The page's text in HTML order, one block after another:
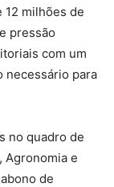
12 milhões de
pressão
com um
necessário para
no quadro de
Agronomia e
de